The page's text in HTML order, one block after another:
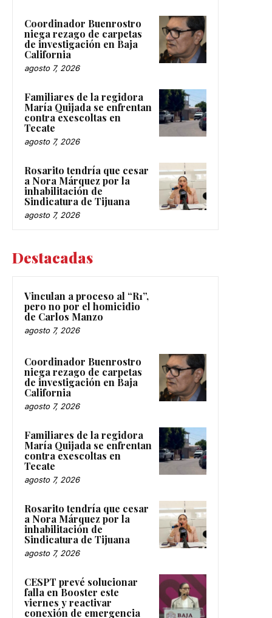
Coordinador Buenrostro
niega rezago de carpetas
de investigación en Baja
California
agosto 7, 2026
Familiares de la regidora
María Quijada se enfrentan
contra exescoltas en
Tecate
agosto 7, 2026
Rosarito tendría que cesar
a Nora Márquez por la
inhabilitación de
Sindicatura de Tijuana
agosto 7, 2026
Destacadas
Vinculan a proceso al “R1”,
pero no por el homicidio
de Carlos Manzo
agosto 7, 2026
Coordinador Buenrostro
niega rezago de carpetas
de investigación en Baja
California
agosto 7, 2026
Familiares de la regidora
María Quijada se enfrentan
contra exescoltas en
Tecate
agosto 7, 2026
Rosarito tendría que cesar
a Nora Márquez por la
inhabilitación de
Sindicatura de Tijuana
agosto 7, 2026
CESPT prevé solucionar
falla en Booster este
viernes y reactivar
conexión de emergencia